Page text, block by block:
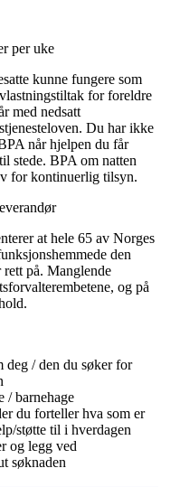
per uke
kunne fungere som
for foreldre
med nedsatt
Du har ikke
når hjelpen du får
stede. BPA om natten
for kontinuerlig tilsyn.
at hele 65 av Norges
den
rett på. Manglende
og på
deg / den du søker for
/ barnehage
du forteller hva som er
støtte til i hverdagen
og legg ved
søknaden